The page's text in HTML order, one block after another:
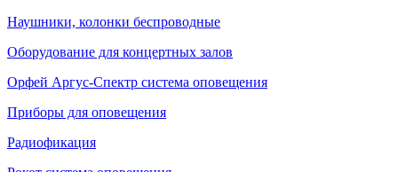
Наушники, колонки беспроводные
Оборудование для концертных залов
Орфей Аргус-Спектр система оповещения
Приборы для оповещения
Радиофикация